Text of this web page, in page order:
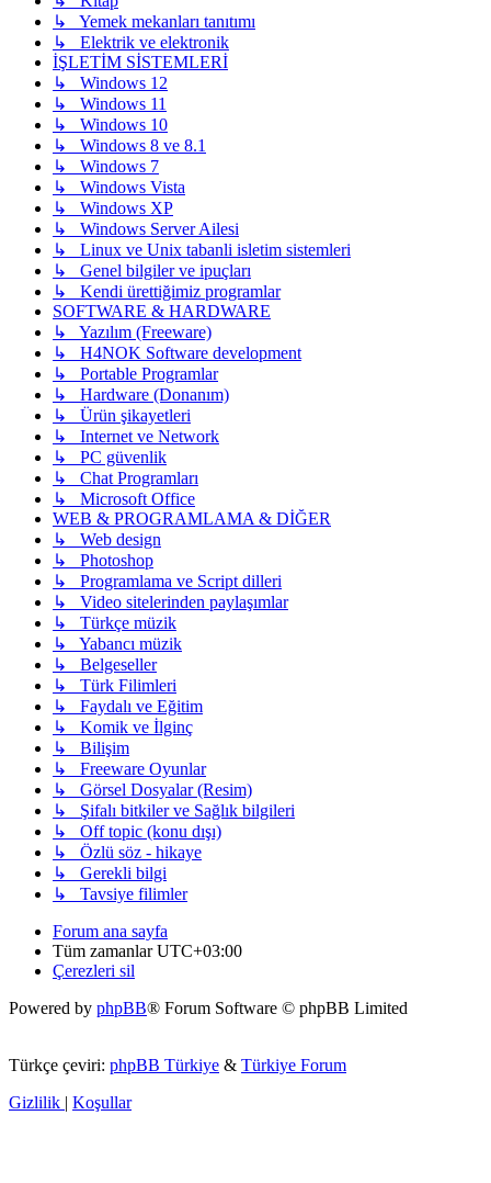
↳ Yemek mekanları tanıtımı
↳ Elektrik ve elektronik
İŞLETİM SİSTEMLERİ
↳ Windows 12
↳ Windows 11
↳ Windows 10
↳ Windows 8 ve 8.1
↳ Windows 7
↳ Windows Vista
↳ Windows XP
↳ Windows Server Ailesi
↳ Linux ve Unix tabanli isletim sistemleri
↳ Genel bilgiler ve ipuçları
↳ Kendi ürettiğimiz programlar
SOFTWARE & HARDWARE
↳ Yazılım (Freeware)
↳ H4NOK Software development
↳ Portable Programlar
↳ Hardware (Donanım)
↳ Ürün şikayetleri
↳ Internet ve Network
↳ PC güvenlik
↳ Chat Programları
↳ Microsoft Office
WEB & PROGRAMLAMA & DİĞER
↳ Web design
↳ Photoshop
↳ Programlama ve Script dilleri
↳ Video sitelerinden paylaşımlar
↳ Türkçe müzik
↳ Yabancı müzik
↳ Belgeseller
↳ Türk Filimleri
↳ Faydalı ve Eğitim
↳ Komik ve İlginç
↳ Bilişim
↳ Freeware Oyunlar
↳ Görsel Dosyalar (Resim)
↳ Şifalı bitkiler ve Sağlık bilgileri
↳ Off topic (konu dışı)
↳ Özlü söz - hikaye
↳ Gerekli bilgi
↳ Tavsiye filimler
Forum ana sayfa
Tüm zamanlarUTC+03:00
Çerezleri sil
Powered by phpBB® Forum Software © phpBB Limited
Türkçe çeviri: phpBB Türkiye & Türkiye Forum
Gizlilik | Koşullar